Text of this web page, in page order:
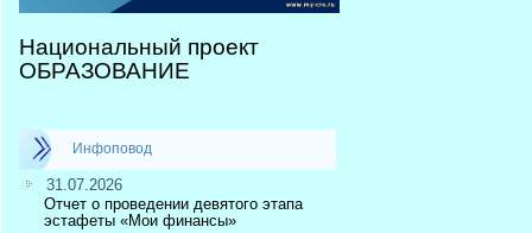
Национальный проект
ОБРАЗОВАНИЕ
Инфоповод
31.07.2026
Отчет о проведении девятого этапа
эстафеты «Мои финансы»